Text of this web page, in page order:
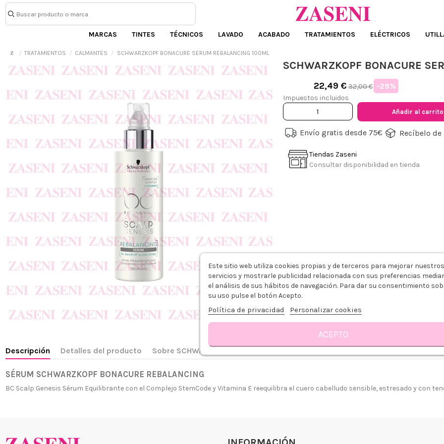
MARCAS TINTES TÉCNICOS LAVADO ACABADO TRATAMIENTOS ELÉCTRICOS
TRATAMIENTOS CALMANTES SCHWARZKOPF BONACURE SERUM REBALANCING 100ML
SCHWARZKOPF BONACURE
22,49 € 32,00 € -29%
Impuestos incluidos
Añadir al carrito
Envío gratis desde 75€ Recíbelo
Tiendas Zaseni
Consultar disponibilidad en tienda
Descripción Detalles del producto Sobre SCHWARZKOPF
SÉRUM SCHWARZKOPF BONACURE REBALANCING
BC Scalp Genesis Sérum Equilibrante con el Complejo StemCode y Vitamina E reequilibra el cuero cabelludo sensible, estresado y con
+34 968 06 63 44
L-V 10:00 - 14:00
¿Quiénes somos?
Aviso legal
Este sitio web utiliza cookies propias y de terceros para mejorar nuestros
servicios y mostrarle publicidad relacionada con sus preferencias
el análisis de sus hábitos de navegación. Para dar su consentimiento
su uso pulse el botón Acepto.
Política de privacidad Personalizar cookies
ACEPTO